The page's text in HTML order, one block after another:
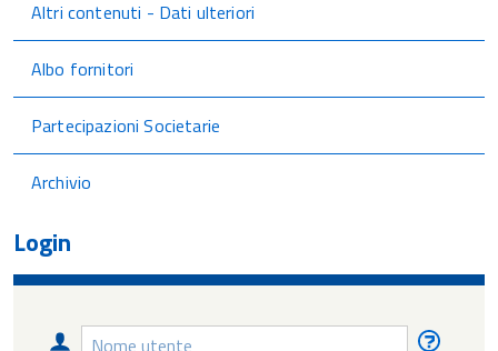
Altri contenuti - Dati ulteriori
Albo fornitori
Partecipazioni Societarie
Archivio
Login
Nome